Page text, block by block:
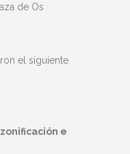
de Os
el siguiente
e